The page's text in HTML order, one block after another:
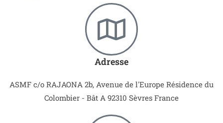
Adresse
ASMF c/o RAJAONA 2b, Avenue de l'Europe Résidence du
Colombier - Bât A 92310 Sèvres France